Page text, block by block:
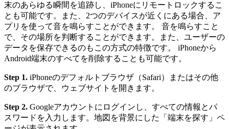
末のあらゆる瞬間を追跡し、iPhoneにリモートロックするこ
とも可能です。また、2つのデバイスが近くにある場合、ア
プリを使って音を鳴らすことができます。 音を鳴らすこと
で、その場所を判断することができます。また、ユーザーの
データを保存できるのもこの方式の特徴です。 iPhoneから
Android端末のすべてを削除することも可能です。
Step 1. iPhoneのデフォルトブラウザ（Safari）またはその他
のブラウザで、ウェブサイトを開きます。
Step 2. Googleアカウントにログインし、すべての情報とパ
スワードを入力します。地図を背景にした「端末を探す」ペ